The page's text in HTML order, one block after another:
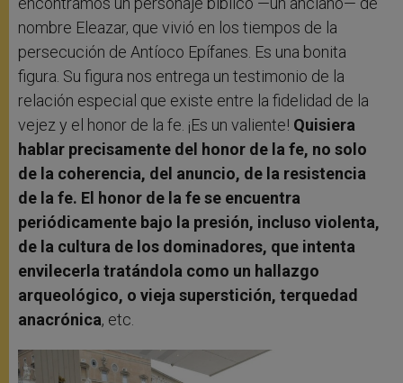
nombre Eleazar, que vivió en los tiempos de la
persecución de Antíoco Epífanes. Es una bonita
figura. Su figura nos entrega un testimonio de la
relación especial que existe entre la fidelidad de la
vejez y el honor de la fe. ¡Es un valiente! Quisiera
hablar precisamente del honor de la fe, no solo
de la coherencia, del anuncio, de la resistencia
de la fe. El honor de la fe se encuentra
periódicamente bajo la presión, incluso violenta,
de la cultura de los dominadores, que intenta
envilecerla tratándola como un hallazgo
arqueológico, o vieja superstición, terquedad
anacrónica, etc.